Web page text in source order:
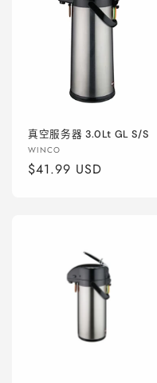
真空服务器 3.0Lt GL S/S
厂
商：
WINCO
常
$41.99 USD